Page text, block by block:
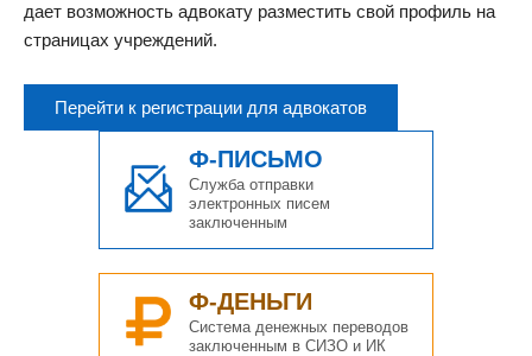
дает возможность адвокату разместить свой профиль на
страницах учреждений.
Перейти к регистрации для адвокатов
Ф-ПИСЬМО
Служба отправки
электронных писем
заключенным
Ф-ДЕНЬГИ
Система денежных переводов
заключенным в СИЗО и ИК